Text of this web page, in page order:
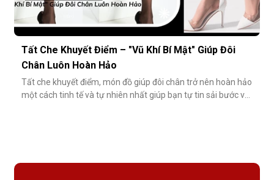
Tất Che Khuyết Điểm – "Vũ Khí Bí Mật" Giúp Đôi
Chân Luôn Hoàn Hảo
Tất che khuyết điểm, món đồ giúp đôi chân trở nên hoàn hảo
một cách tinh tế và tự nhiên nhất giúp bạn tự tin sải bước với